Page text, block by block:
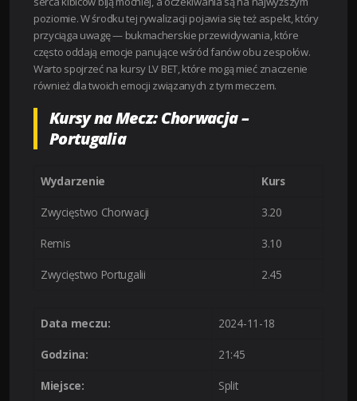
poziomie. W środku tej rywalizacji pojawia się też aspekt, który
przyciąga uwagę — bukmacherskie przewidywania, które
często oddają emocje panujące wśród fanów obu zespołów.
Warto spojrzeć na kursy LV BET, które mogą mieć znaczenie
również dla twoich emocji związanych z tym meczem.
Kursy na Mecz: Chorwacja –
Portugalia
Wydarzenie Kurs
Zwycięstwo Chorwacji 3.20
Remis 3.10
Zwycięstwo Portugalii 2.45
Data meczu: 2024-11-18
Godzina: 21:45
Miejsce: Split